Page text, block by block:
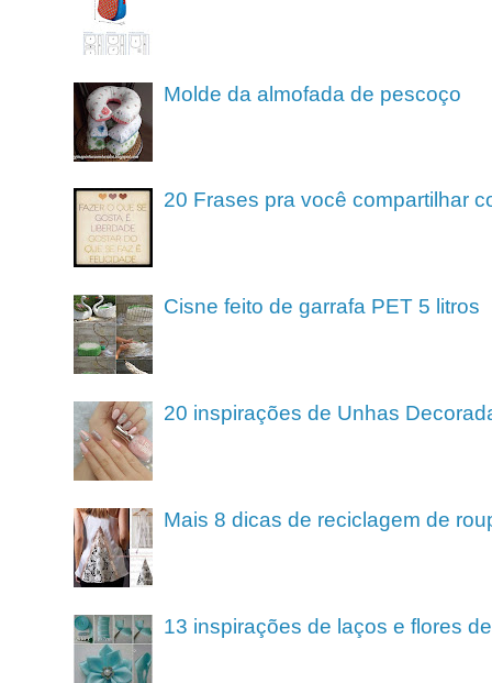
Molde da almofada de pescoço
20 Frases pra você compartilhar
Cisne feito de garrafa PET 5 litros
20 inspirações de Unhas
Mais 8 dicas de reciclagem de
13 inspirações de laços e flores